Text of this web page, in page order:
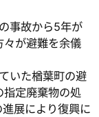
事故から5年が
が避難を余儀
いた楢葉町の避
定廃棄物の処
展により復興に